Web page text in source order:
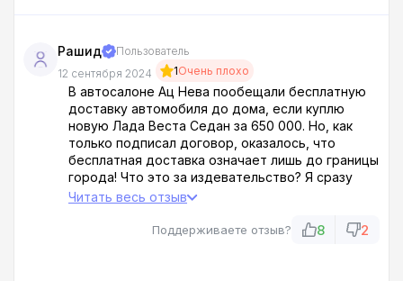
Рашид
Пользователь
12 сентября 2024
1Очень плохо
В автосалоне Ац Нева пообещали бесплатную
доставку автомобиля до дома, если куплю
новую Лада Веста Седан за 650 000. Но, как
только подписал договор, оказалось, что
бесплатная доставка означает лишь до границы
города! Что это за издевательство? Я сразу
понял, что меня обманули! Ац Нева — это
делает, что обводит людей вокруг пальца! Не
Читать весь отзыв
Поддерживаете отзыв? 8 2